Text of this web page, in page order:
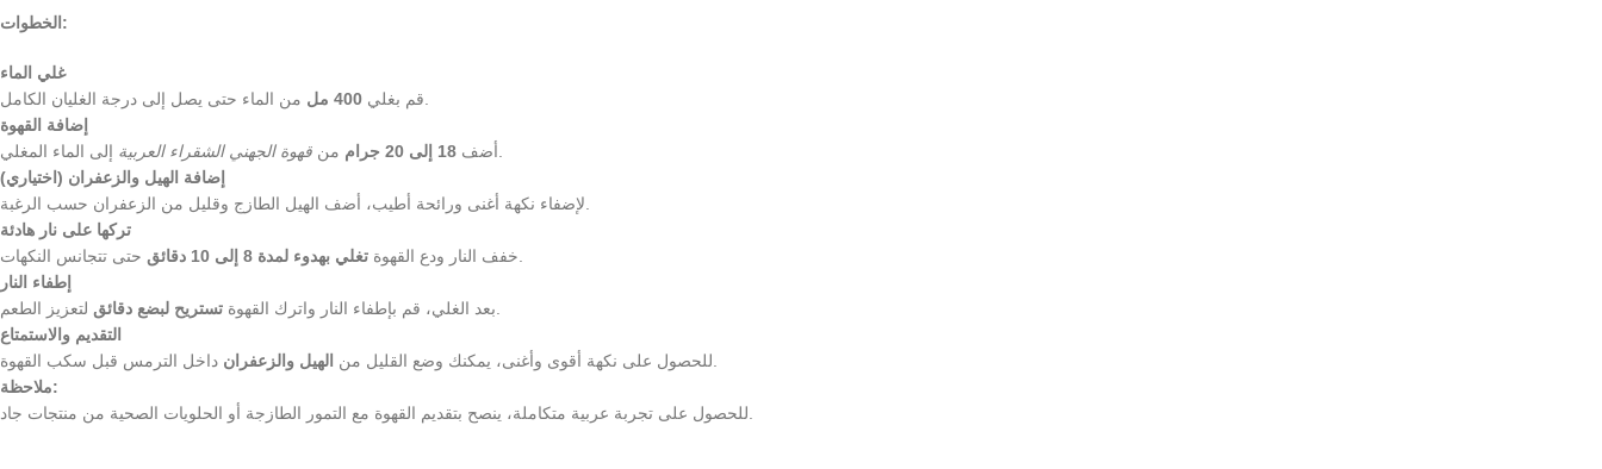
الخطوات:
غلي الماء
قم بغلي 400 مل
إضافة القهوة
أضف 18 إلى 20 جرام من قهوة الجهني الشقراء العربية
إضافة الهيل والزعفران (اختياري)
تركها على نار هادئة
خفف النار ودع القهوة تغلي بهدوء لمدة 8 إلى 10 دقائق
إطفاء النار
بعد الغلي، قم بإطفاء النار واترك القهوة تستريح لبضع دقائق
التقديم والاستمتاع
للحصول على نكهة أقوى وأغنى، يمكنك وضع القليل من الهيل والزعفران
ملاحظة: